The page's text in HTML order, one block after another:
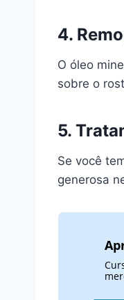
4.
O óleo
sobre o
5.
Se você
generosa